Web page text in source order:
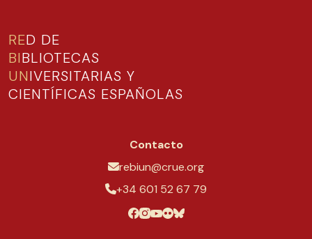
RED DE
BIBLIOTECAS
UNIVERSITARIAS Y
CIENTÍFICAS ESPAÑOLAS
Contacto
rebiun@crue.org
+34 601 52 67 79